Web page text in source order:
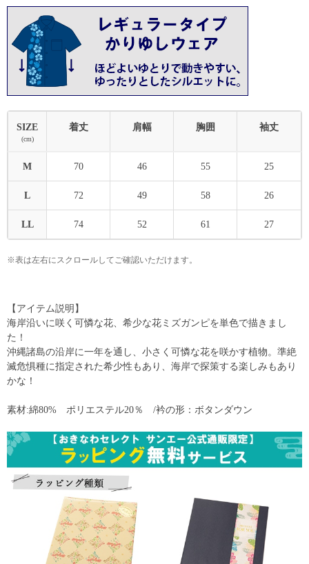
SIZE
(cm)
着丈 肩幅 胸囲 袖丈
M 70 46 55 25
L 72 49 58 26
LL 74 52 61 27
※表は左右にスクロールしてご確認いただけます。
【アイテム説明】
海岸沿いに咲く可憐な花、希少な花ミズガンピを単色で描きまし
た！
沖縄諸島の沿岸に一年を通し、小さく可憐な花を咲かす植物。準絶
滅危惧種に指定された希少性もあり、海岸で探策する楽しみもあり
かな！
素材:綿80% ポリエステル20％ /衿の形：ボタンダウン